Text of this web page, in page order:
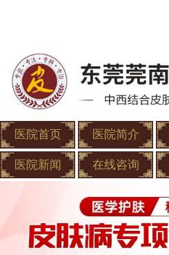
医院首页 医院简介
医院新闻 在线咨询